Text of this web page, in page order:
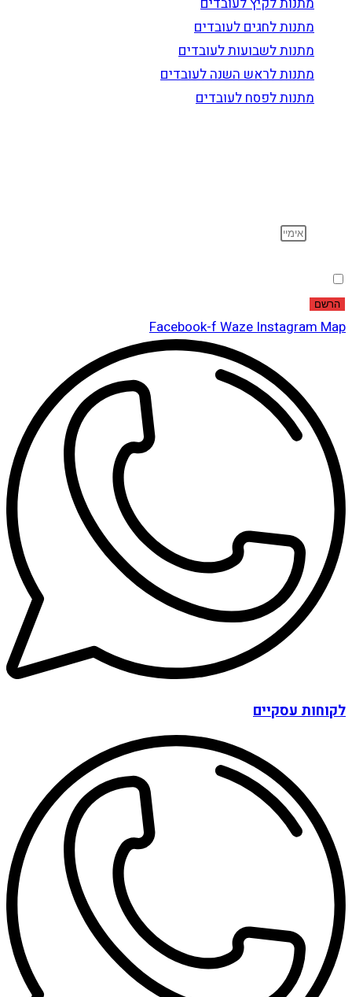
מתנות לחגים לעובדים
מתנות לשבועות לעובדים
מתנות לראש השנה לעובדים
מתנות לפסח לעובדים
הרשם
Facebook-f Waze Instagram Map
לקוחות עסקיים